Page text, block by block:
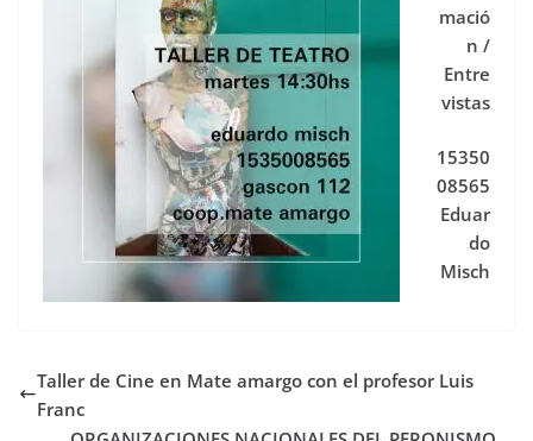
mació
n /
Entre
vistas
15350
08565
Eduar
do
Misch
Taller de Cine en Mate amargo con el profesor Luis
Franc